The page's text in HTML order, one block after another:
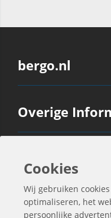
bergo.nl
Overige
Ook
Cookies
Wij gebruiken
optimaliseren, het
persoonlijke